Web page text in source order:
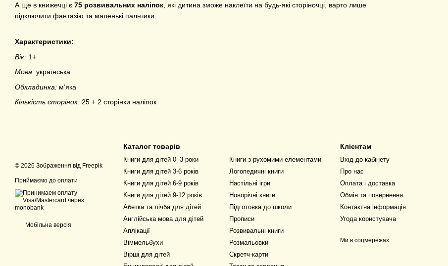
А ще в книжечці є 75 розвивальних наліпок , які дитина зможе наклеїти на будь-які сторіночці, варто лише
підключити фантазію та маленькі пальчики.
Характеристики:
Вік: 1+
Мова: українська
Обкладинка: м’яка
Кількість сторінок: 25 + 2 сторінки наліпок
© 2026 Зображення від Freepik
Приймаємо до оплати
Мобільна версія
Каталог товарів
Книги для дітей 0–3 роки
Книги для дітей 3-6 років
Книги для дітей 6-9 років
Книги для дітей 9-12 років
Абетка та лічба для дітей
Англійська мова для дітей
Аплікації
Віммельбухи
Вірші для дітей
Книги з рухомими елементами
Логопедичні книги
Настільні ігри
Новорічні книги
Підготовка до школи
Прописи
Розвивальні книги
Розмальовки
Скретч-карти
Клієнтам
Вхід до кабінету
Про нас
Оплата і доставка
Обмін та повернення
Контактна інформація
Угода користувача
Ми в соцмережах